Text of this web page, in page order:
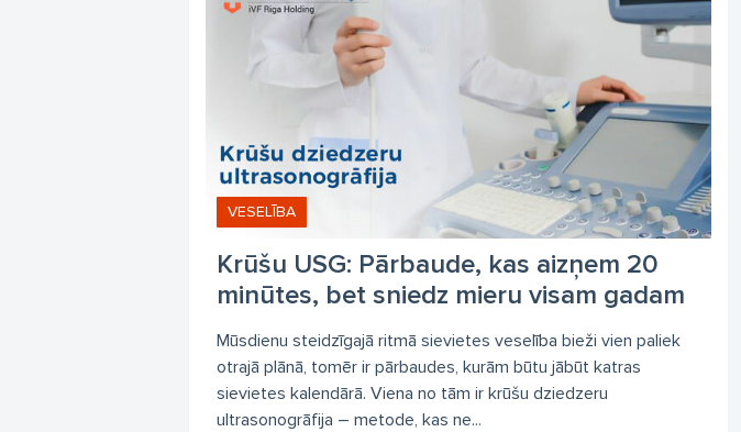
Preimplantācijas ģenētiskais skrīnings
Reproduktīvo šūnu banka
Spontānais aborts
Spontāni
Trombofīlijas molekulāra testēšana
Vīriešu neauglība
Vīriešu
Y hromosomas AZF reģiona
dr. Violeta Fodina
klīnika
Ģenētiskie testi kompleksas
Ģenētiskie testi kompleksas vīriešu
Krūšu USG: Pārbaude, kas aizņem 20
minūtes, bet sniedz mieru visam gadam
VESELĪBA
Mūsdienu steidzīgajā ritmā sievietes veselība bieži vien paliek
otrajā plānā, tomēr ir pārbaudes, kurām būtu jābūt katras
sievietes kalendārā. Viena no tām ir krūšu dziedzeru
ultrasonogrāfija – metode, kas ne...